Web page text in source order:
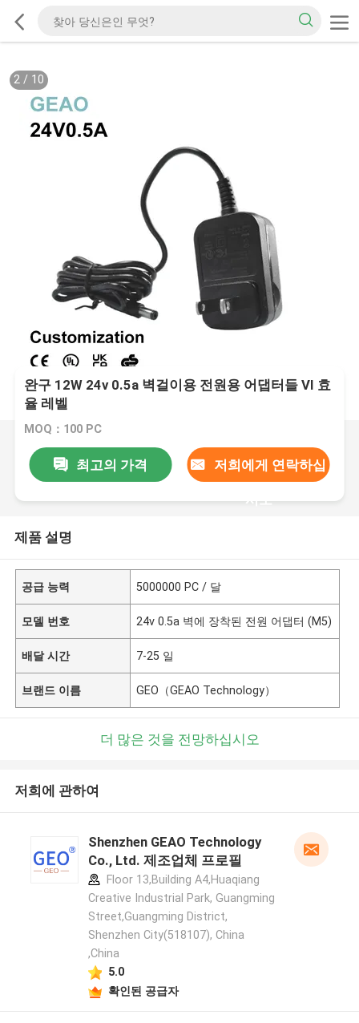
2/ 10
완구 12W 24v 0.5a 벽걸이용 전원용 어댑터들 VI 효
율 레벨
MOQ：100 PC
최고의 가격 저희에게 연락하십
시오
제품 설명
공급 능력 5000000 PC / 달
모델 번호 24v 0.5a 벽에 장착된 전원 어댑터 (M5)
배달 시간 7-25 일
브랜드 이름 GEO（GEAO Technology）
더 많은 것을 전망하십시오
저희에 관하여
Shenzhen GEAO Technology
Co., Ltd. 제조업체 프로필
Floor 13,Building A4,Huaqiang
Creative Industrial Park, Guangming
Street,Guangming District,
Shenzhen City(518107), China
,China
5.0
확인된 공급자